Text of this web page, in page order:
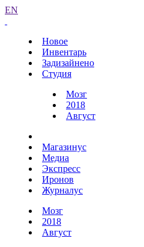
EN
Новое
Инвентарь
Задизайнено
Студия
Мозг
2018
Август
Магазинус
Медиа
Экспресс
Иронов
Журналус
Мозг
2018
Август